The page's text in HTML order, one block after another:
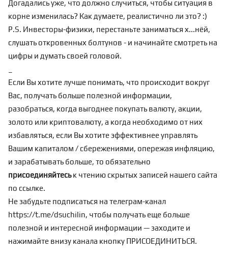
Догадались уже, что должно случиться, чтобы ситуация в
корне изменилась? Как думаете, реалистично ли это? :)
P.S. Инвесторы-физики, перестаньте заниматься х...нёй,
слушать откровенных болтунов - и начинайте смотреть на
цифры и думать своей головой.
Если Вы хотите лучше понимать, что происходит вокруг
Вас, получать больше полезной информации,
разобраться, когда выгоднее покупать валюту, акции,
золото или криптовалюту, а когда необходимо от них
избавляться, если Вы хотите эффективнее управлять
Вашим капиталом / сбережениями, опережая инфляцию,
и зарабатывать больше, то обязательно
присоединяйтеськ чтению скрытых записей нашего сайта
по ссылке.
Не забудьте подписаться на телеграм-канал
https://t.me/dsuchilin, чтобы получать еще больше
полезной и интересной информации — заходите и
нажимайте внизу канала кнопку ПРИСОЕДИНИТЬСЯ.